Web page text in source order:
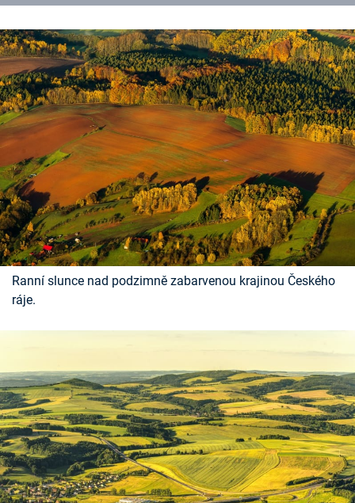
Ranní slunce nad podzimně zabarvenou krajinou Českého
ráje.